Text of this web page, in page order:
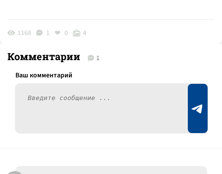
1168 1 0 4
Комментарии 1